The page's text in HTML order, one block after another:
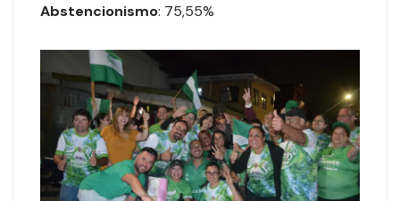
Abstencionismo: 75,55%